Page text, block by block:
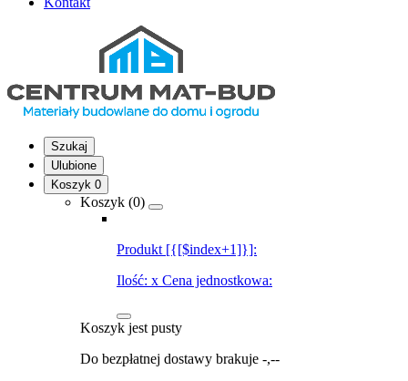
Szukaj
Ulubione
Koszyk 0
Koszyk (0)
Produkt [{[$index+1]}]:
Ilość: x Cena jednostkowa:
Koszyk jest pusty
Do bezpłatnej dostawy brakuje -,--